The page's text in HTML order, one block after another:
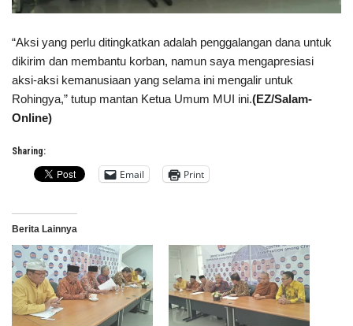
“Aksi yang perlu ditingkatkan adalah penggalangan dana untuk
dikirim dan membantu korban, namun saya mengapresiasi
aksi-aksi kemanusiaan yang selama ini mengalir untuk
Rohingya,” tutup mantan Ketua Umum MUI ini.(EZ/Salam-
Online)
Sharing:
Email Print
Berita Lainnya